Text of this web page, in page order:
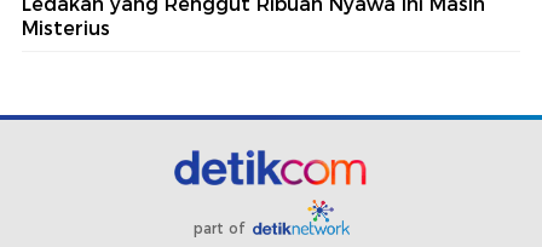
Misterius
part of